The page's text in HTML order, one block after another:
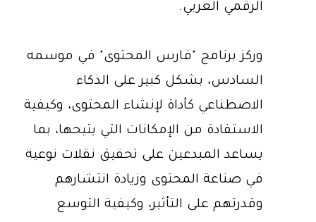
الرقمي العربي.
وركز برنامج "فارس المحتوى" في موسمه
السادس، بشكل كبير على الذكاء
الاصطناعي كأداة لإنشاء المحتوى، وكيفية
الاستفادة من الإمكانات التي يتيحها، بما
يساعد المبدعين على تحقيق نقلات نوعية
في صناعة المحتوى وزيادة انتشارهم
وقدرتهم على التأثير، وكيفية التوسع